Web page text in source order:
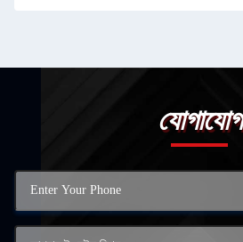
যোগাযোগ